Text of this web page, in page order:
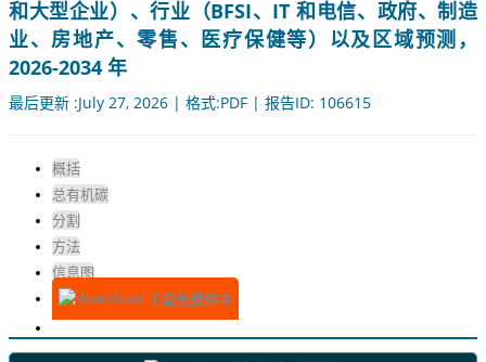
和大型企业）、行业（BFSI、IT 和电信、政府、制造
业、房地产、零售、医疗保健等）以及区域预测，
2026-2034 年
最后更新 :July 27, 2026 | 格式:PDF | 报告ID: 106615
概括
总有机碳
分割
方法
信息图
下载免费样本